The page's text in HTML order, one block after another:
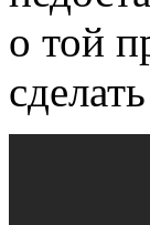
о той